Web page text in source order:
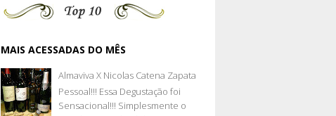
MAIS ACESSADAS DO MÊS
Almaviva X Nicolas Catena Zapata
Pessoal!!! Essa Degustação foi
Sensacional!!! Simplesmente o